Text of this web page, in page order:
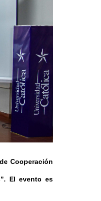
Cooperación
El evento es